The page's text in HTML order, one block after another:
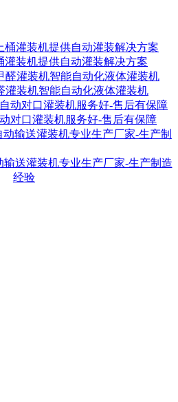
灌装机提供自动灌装解决方案
灌装机智能自动化液体灌装机
对口灌装机服务好-售后有保障
输送灌装机专业生产厂家-生产制造
经验